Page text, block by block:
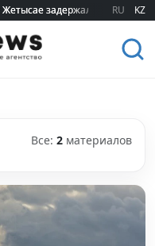
задержали
задержали RU KZ
Все: 2 материалов